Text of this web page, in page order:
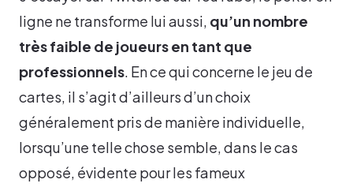
ligne ne transforme lui aussi, qu’un nombre
très faible de joueurs en tant que
professionnels. En ce qui concerne le jeu de
cartes, il s’agit d’ailleurs d’un choix
généralement pris de manière individuelle,
lorsqu’une telle chose semble, dans le cas
opposé, évidente pour les fameux